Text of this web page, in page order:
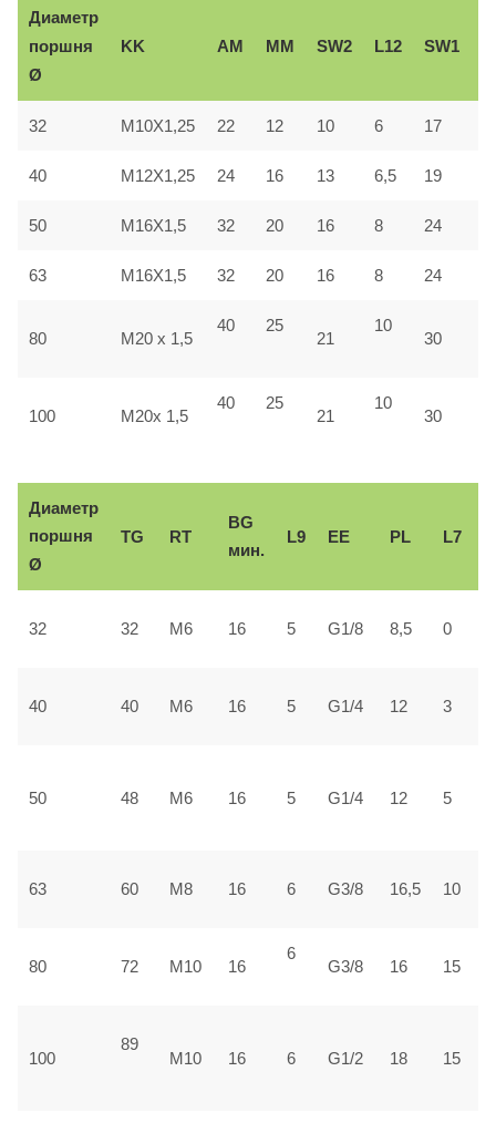
Диаметр
поршня
Ø
KK AM ММ SW2 L12 SW1
32 M10X1,25 22 12 10 6 17
40 M12X1,25 24 16 13 6,5 19
50 M16X1,5 32 20 16 8 24
63 M16X1,5 32 20 16 8 24
80 M20 x 1,5
40 25
21
10
30
100 M20x 1,5
40 25
21
10
30
Диаметр
поршня
Ø
TG RT
BG
мин.
L9 ЕЕ PL L7
32 32 М6 16 5 G1/8 8,5 0
40 40 М6 16 5 G1/4 12 3
50 48 М6 16 5 G1/4 12 5
63 60 М8 16 6 G3/8 16,5 10
80 72 М10 16
6
G3/8 16 15
100
89
М10 16 6 G1/2 18 15